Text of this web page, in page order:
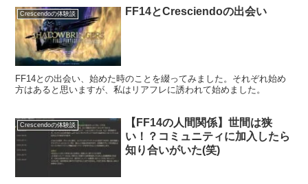
Crescendoの体験談 FF14とCresciendoの出会い
FF14との出会い、始めた時のことを綴ってみました。それぞれ始め
方はあると思いますが、私はリアフレに誘われて始めました。
Crescendoの体験談
【FF14の人間関係】世間は狭
い！？コミュニティに加入したら
知り合いがいた(笑)